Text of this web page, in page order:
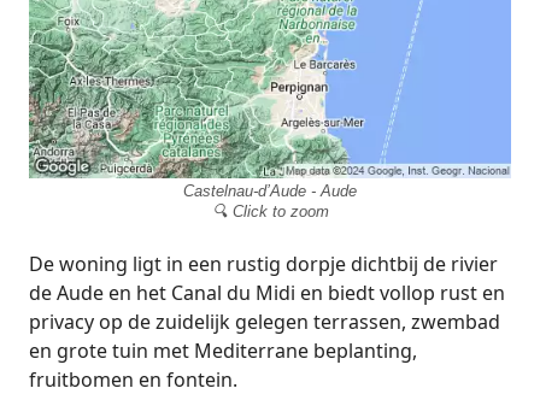
Castelnau-d’Aude - Aude
🔍 Click to zoom
De woning ligt in een rustig dorpje dichtbij de rivier
de Aude en het Canal du Midi en biedt vollop rust en
privacy op de zuidelijk gelegen terrassen, zwembad
en grote tuin met Mediterrane beplanting,
fruitbomen en fontein.